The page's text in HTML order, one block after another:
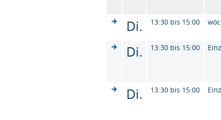
Di. 13:30 bis 15:00
Di. 13:30 bis 15:00
Di. 13:30 bis 15:00